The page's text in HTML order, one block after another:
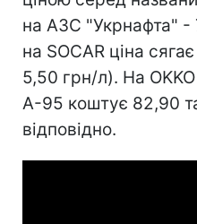
на АЗС "Укрнафта" -
на SOCAR ціна
5,50 грн/л). На
А-95 коштує 82,90
відповідно.